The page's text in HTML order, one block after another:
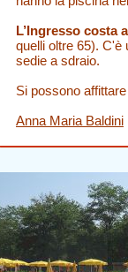
L’Ingresso costa
quelli oltre 65). C'è
sedie a sdraio.
Si possono
Anna Maria Baldini